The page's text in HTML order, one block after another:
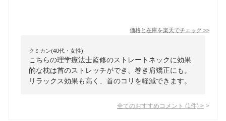
価格と在庫を楽天でチェック >>
クミカン(40代・女性)
こちらの理学療法士監修のストレートネックに効果
的な枕は首のストレッチができ、巻き肩矯正にも。
リラックス効果も高く、首のコリを軽減できます。
全てのおすすめコメント (1 件) >